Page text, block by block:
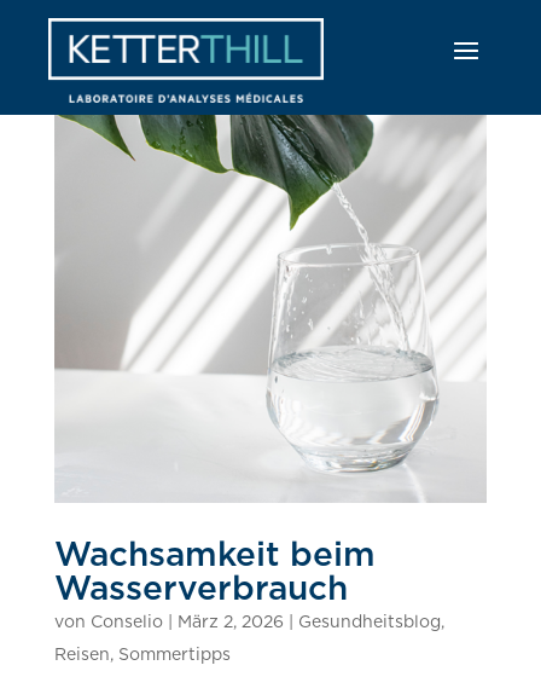
Wachsamkeit beim
Wasserverbrauch
von Conselio| März 2, 2026 Gesundheitsblog,
Reisen, Sommertipps